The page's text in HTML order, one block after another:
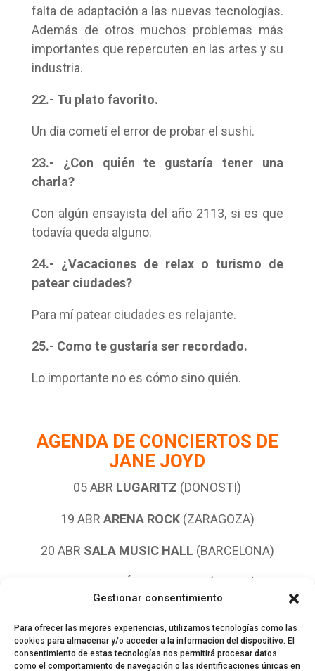
Gestionar consentimiento
Para ofrecer las mejores experiencias, utilizamos tecnologías como las
cookies para almacenar y/o acceder a la información del dispositivo. El
consentimiento de estas tecnologías nos permitirá procesar datos
como el comportamiento de navegación o las identificaciones únicas en
falta de adaptación a las nuevas tecnologías.
Además de otros muchos problemas más
importantes que repercuten en las artes y su
industria.
22.- Tu plato favorito.
Un día cometí el error de probar el sushi.
23.- ¿Con quién te gustaría tener una
charla?
Con algún ensayista del año 2113, si es que
todavía queda alguno.
24.- ¿Vacaciones de relax o turismo de
patear ciudades?
Para mí patear ciudades es relajante.
25.- Como te gustaría ser recordado.
Lo importante no es cómo sino quién.
AGENDA DE CONCIERTOS DE
JANE JOYD
05 ABR LUGARITZ (DONOSTI)
19 ABR ARENA ROCK (ZARAGOZA)
20 ABR SALA MUSIC HALL (BARCELONA)
21 ABR CAFÉ DEL TEATRE (LLEIDA)